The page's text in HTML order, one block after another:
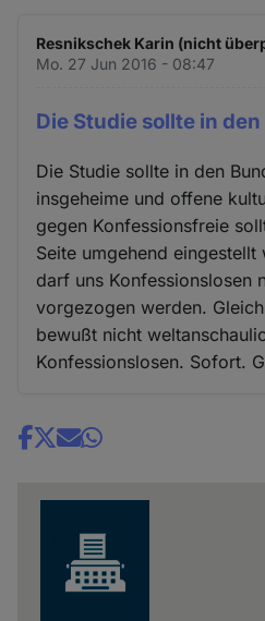
Resnikschek Karin (nicht
Mo. 27 Jun 2016 - 08:47
Die Studie sollte in den
Die Studie sollte in den
insgeheime und offene
gegen Konfessionsfreie
Seite umgehend
darf uns Konfessionslosen
vorgezogen werden.
bewußt nicht
Konfessionslosen. Sofort.
Share